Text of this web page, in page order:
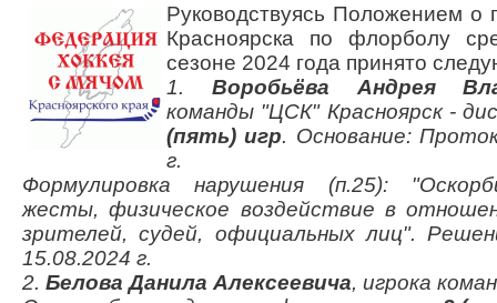
Руководствуясь Положением о
Красноярска по флорболу
сезоне 2024 года принято
1. Воробьёва Андрея
команды "ЦСК" Красноярск -
(пять) игр. Основание:
г.
Формулировка нарушения (п.25):
жесты, физическое воздействие в
зрителей, судей, официальных лиц".
15.08.2024 г.
2. Белова Данила Алексеевича, игрока